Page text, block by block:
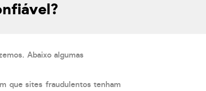
Abaixo algumas
que sites fraudulentos tenham